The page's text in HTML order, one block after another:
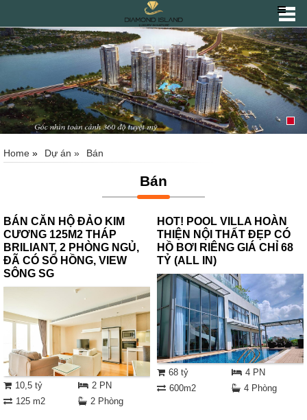
Home » Dự án » Bán
Bán
BÁN CĂN HỘ ĐẢO KIM
CƯƠNG 125M2 THÁP
BRILIANT, 2 PHÒNG NGỦ,
ĐÃ CÓ SỔ HỒNG, VIEW
SÔNG SG
10,5 tỷ
2 PN
125 m2
2 Phòng
HOT! POOL VILLA HOÀN
THIỆN NỘI THẤT ĐẸP CÓ
HỒ BƠI RIÊNG GIÁ CHỈ 68
TỶ (ALL IN)
68 tỷ
4 PN
600m2
4 Phòng